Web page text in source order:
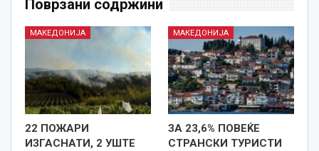
Поврзани содржини
МАКЕДОНИЈА
22 ПОЖАРИ
ИЗГАСНАТИ, 2 УШТЕ
МАКЕДОНИЈА
ЗА 23,6% ПОВЕЌЕ
СТРАНСКИ ТУРИСТИ